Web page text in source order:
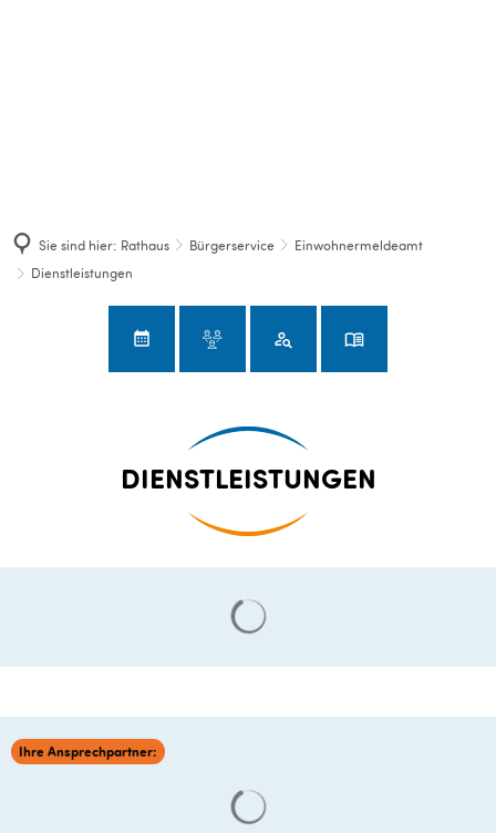
Sie sind hier: Rathaus Bürgerservice
Einwohnermeldeamt
Dienstleistungen
DienstleistungenDIENSTLEISTUNGEN
Ihre Ansprechpartner: